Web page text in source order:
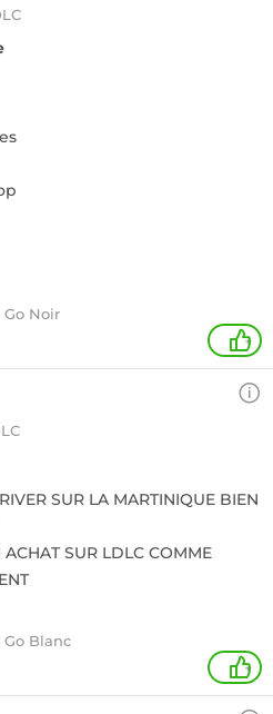
Go Noir
+
SUR LA MARTINIQUE BIEN
SUR LDLC COMME
Go Blanc
+